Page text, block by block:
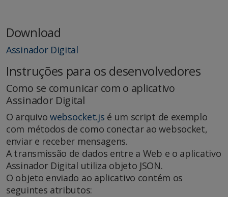
Download
Assinador Digital
Instruções para os desenvolvedores
Como se comunicar com o aplicativo
Assinador Digital
O arquivo websocket.js é um script de exemplo
com métodos de como conectar ao websocket,
enviar e receber mensagens.
A transmissão de dados entre a Web e o aplicativo
Assinador Digital utiliza objeto JSON.
O objeto enviado ao aplicativo contém os
seguintes atributos: